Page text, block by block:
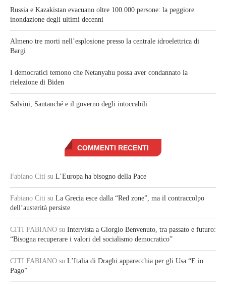
Russia e Kazakistan evacuano oltre 100.000 persone: la peggiore
inondazione degli ultimi decenni
Almeno tre morti nell’esplosione presso la centrale idroelettrica di
Bargi
I democratici temono che Netanyahu possa aver condannato la
rielezione di Biden
Salvini, Santanché e il governo degli intoccabili
COMMENTI RECENTI
Fabiano Citi su L’Europa ha bisogno della Pace
Fabiano Citi su La Grecia esce dalla “Red zone”, ma il contraccolpo
dell’austerità persiste
CITI FABIANO su Intervista a Giorgio Benvenuto, tra passato e futuro:
“Bisogna recuperare i valori del socialismo democratico”
CITI FABIANO su L’Italia di Draghi apparecchia per gli Usa “E io
Pago”